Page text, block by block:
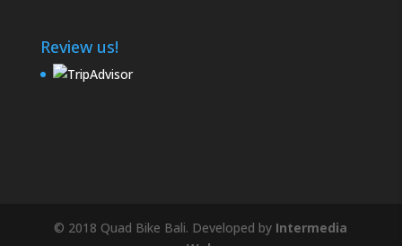
Review us!
© 2018 Quad Bike Bali. Developed by Intermedia